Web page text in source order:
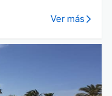
Ver más